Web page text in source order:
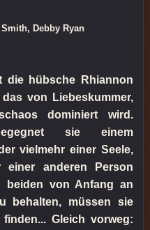
Debby Ryan
die hübsche Rhiannon
von Liebeskummer,
dominiert wird.
sie einem
vielmehr einer Seele,
anderen Person
beiden von Anfang an
behalten, müssen sie
Gleich vorweg: